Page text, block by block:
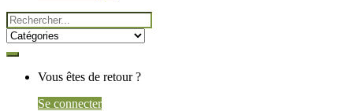
Search
for:
Vous êtes de retour ?
Se connecter